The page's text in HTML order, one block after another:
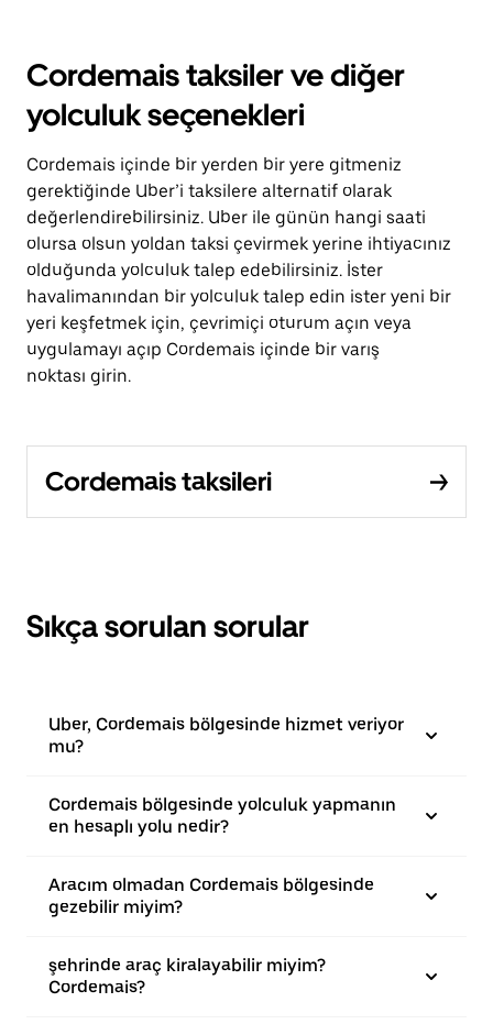
Cordemais taksiler ve diğer
yolculuk seçenekleri
Cordemais içinde bir yerden bir yere gitmeniz
gerektiğinde Uber’i taksilere alternatif olarak
değerlendirebilirsiniz. Uber ile günün hangi saati
olursa olsun yoldan taksi çevirmek yerine ihtiyacınız
olduğunda yolculuk talep edebilirsiniz. İster
havalimanından bir yolculuk talep edin ister yeni bir
yeri keşfetmek için, çevrimiçi oturum açın veya
uygulamayı açıp Cordemais içinde bir varış
noktası girin.
Cordemais taksileri
Sıkça sorulan sorular
Uber, Cordemais bölgesinde hizmet veriyor
mu?
Cordemais bölgesinde yolculuk yapmanın
en hesaplı yolu nedir?
Aracım olmadan Cordemais bölgesinde
gezebilir miyim?
şehrinde araç kiralayabilir miyim?
Cordemais?